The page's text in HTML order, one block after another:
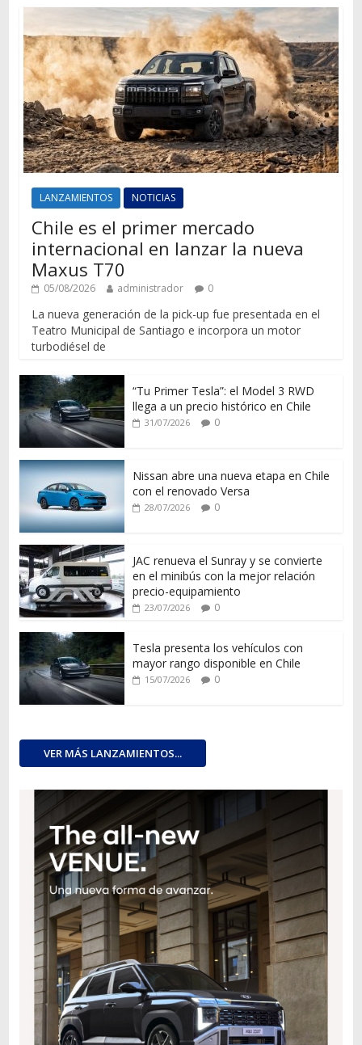
LANZAMIENTOS NOTICIAS
Chile es el primer mercado
internacional en lanzar la nueva
Maxus T70
05/08/2026 administrador 0
La nueva generación de la pick-up fue presentada en el
Teatro Municipal de Santiago e incorpora un motor
turbodiésel de
“Tu Primer Tesla”: el Model 3 RWD
llega a un precio histórico en Chile
31/07/2026 0
Nissan abre una nueva etapa en Chile
con el renovado Versa
28/07/2026 0
JAC renueva el Sunray y se convierte
en el minibús con la mejor relación
precio-equipamiento
23/07/2026 0
Tesla presenta los vehículos con
mayor rango disponible en Chile
15/07/2026 0
VER MÁS LANZAMIENTOS...